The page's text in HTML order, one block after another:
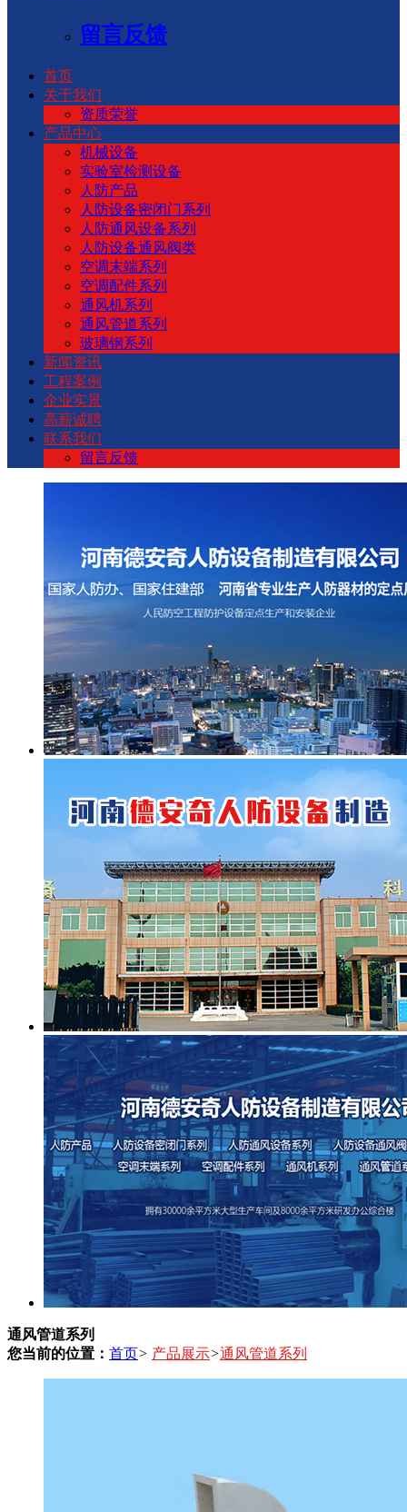
留言反馈
首页
关于我们
资质荣誉
产品中心
机械设备
实验室检测设备
人防产品
人防设备密闭门系列
人防通风设备系列
人防设备通风阀类
空调末端系列
空调配件系列
通风机系列
通风管道系列
玻璃钢系列
新闻资讯
工程案例
企业实景
高薪诚聘
联系我们
留言反馈
通风管道系列
您当前的位置： 首页> 产品展示>通风管道系列